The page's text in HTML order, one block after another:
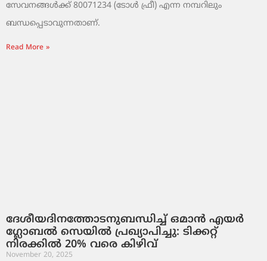
സേവനങ്ങൾക്ക് 80071234 (ടോൾ ഫ്രീ) എന്ന നമ്പറിലും
ബന്ധപ്പെടാവുന്നതാണ്.
Read More »
ദേശീയദിനത്തോടനുബന്ധിച്ച് ഒമാൻ എയർ
ഗ്ലോബൽ സെയിൽ പ്രഖ്യാപിച്ചു: ടിക്കറ്റ്
നിരക്കിൽ 20% വരെ കിഴിവ്
November 20, 2025